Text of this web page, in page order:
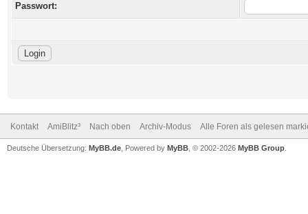
Passwort:
Kontakt AmiBlitz³ Nach oben Archiv-Modus Alle Foren als gelesen
Deutsche Übersetzung: MyBB.de , Powered by MyBB , © 2002-2026 MyBB Group